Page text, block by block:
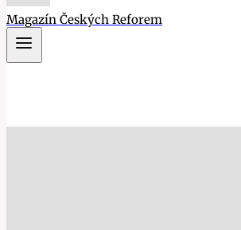
Magazín Českých Reforem